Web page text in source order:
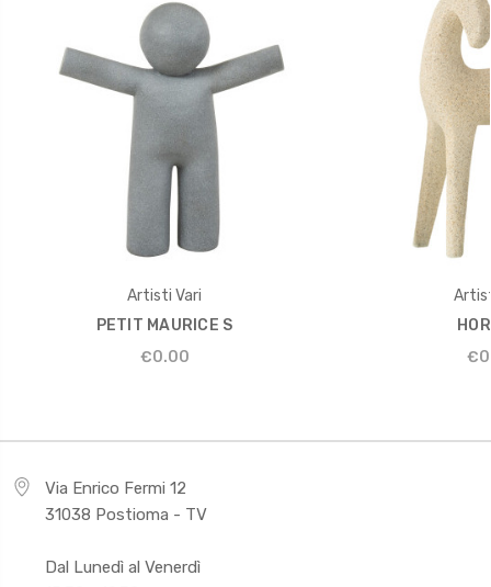
Artisti Vari
PETIT MAURICE S
€0.00
Via Enrico Fermi 12
31038 Postioma - TV
Dal Lunedì al Venerdì